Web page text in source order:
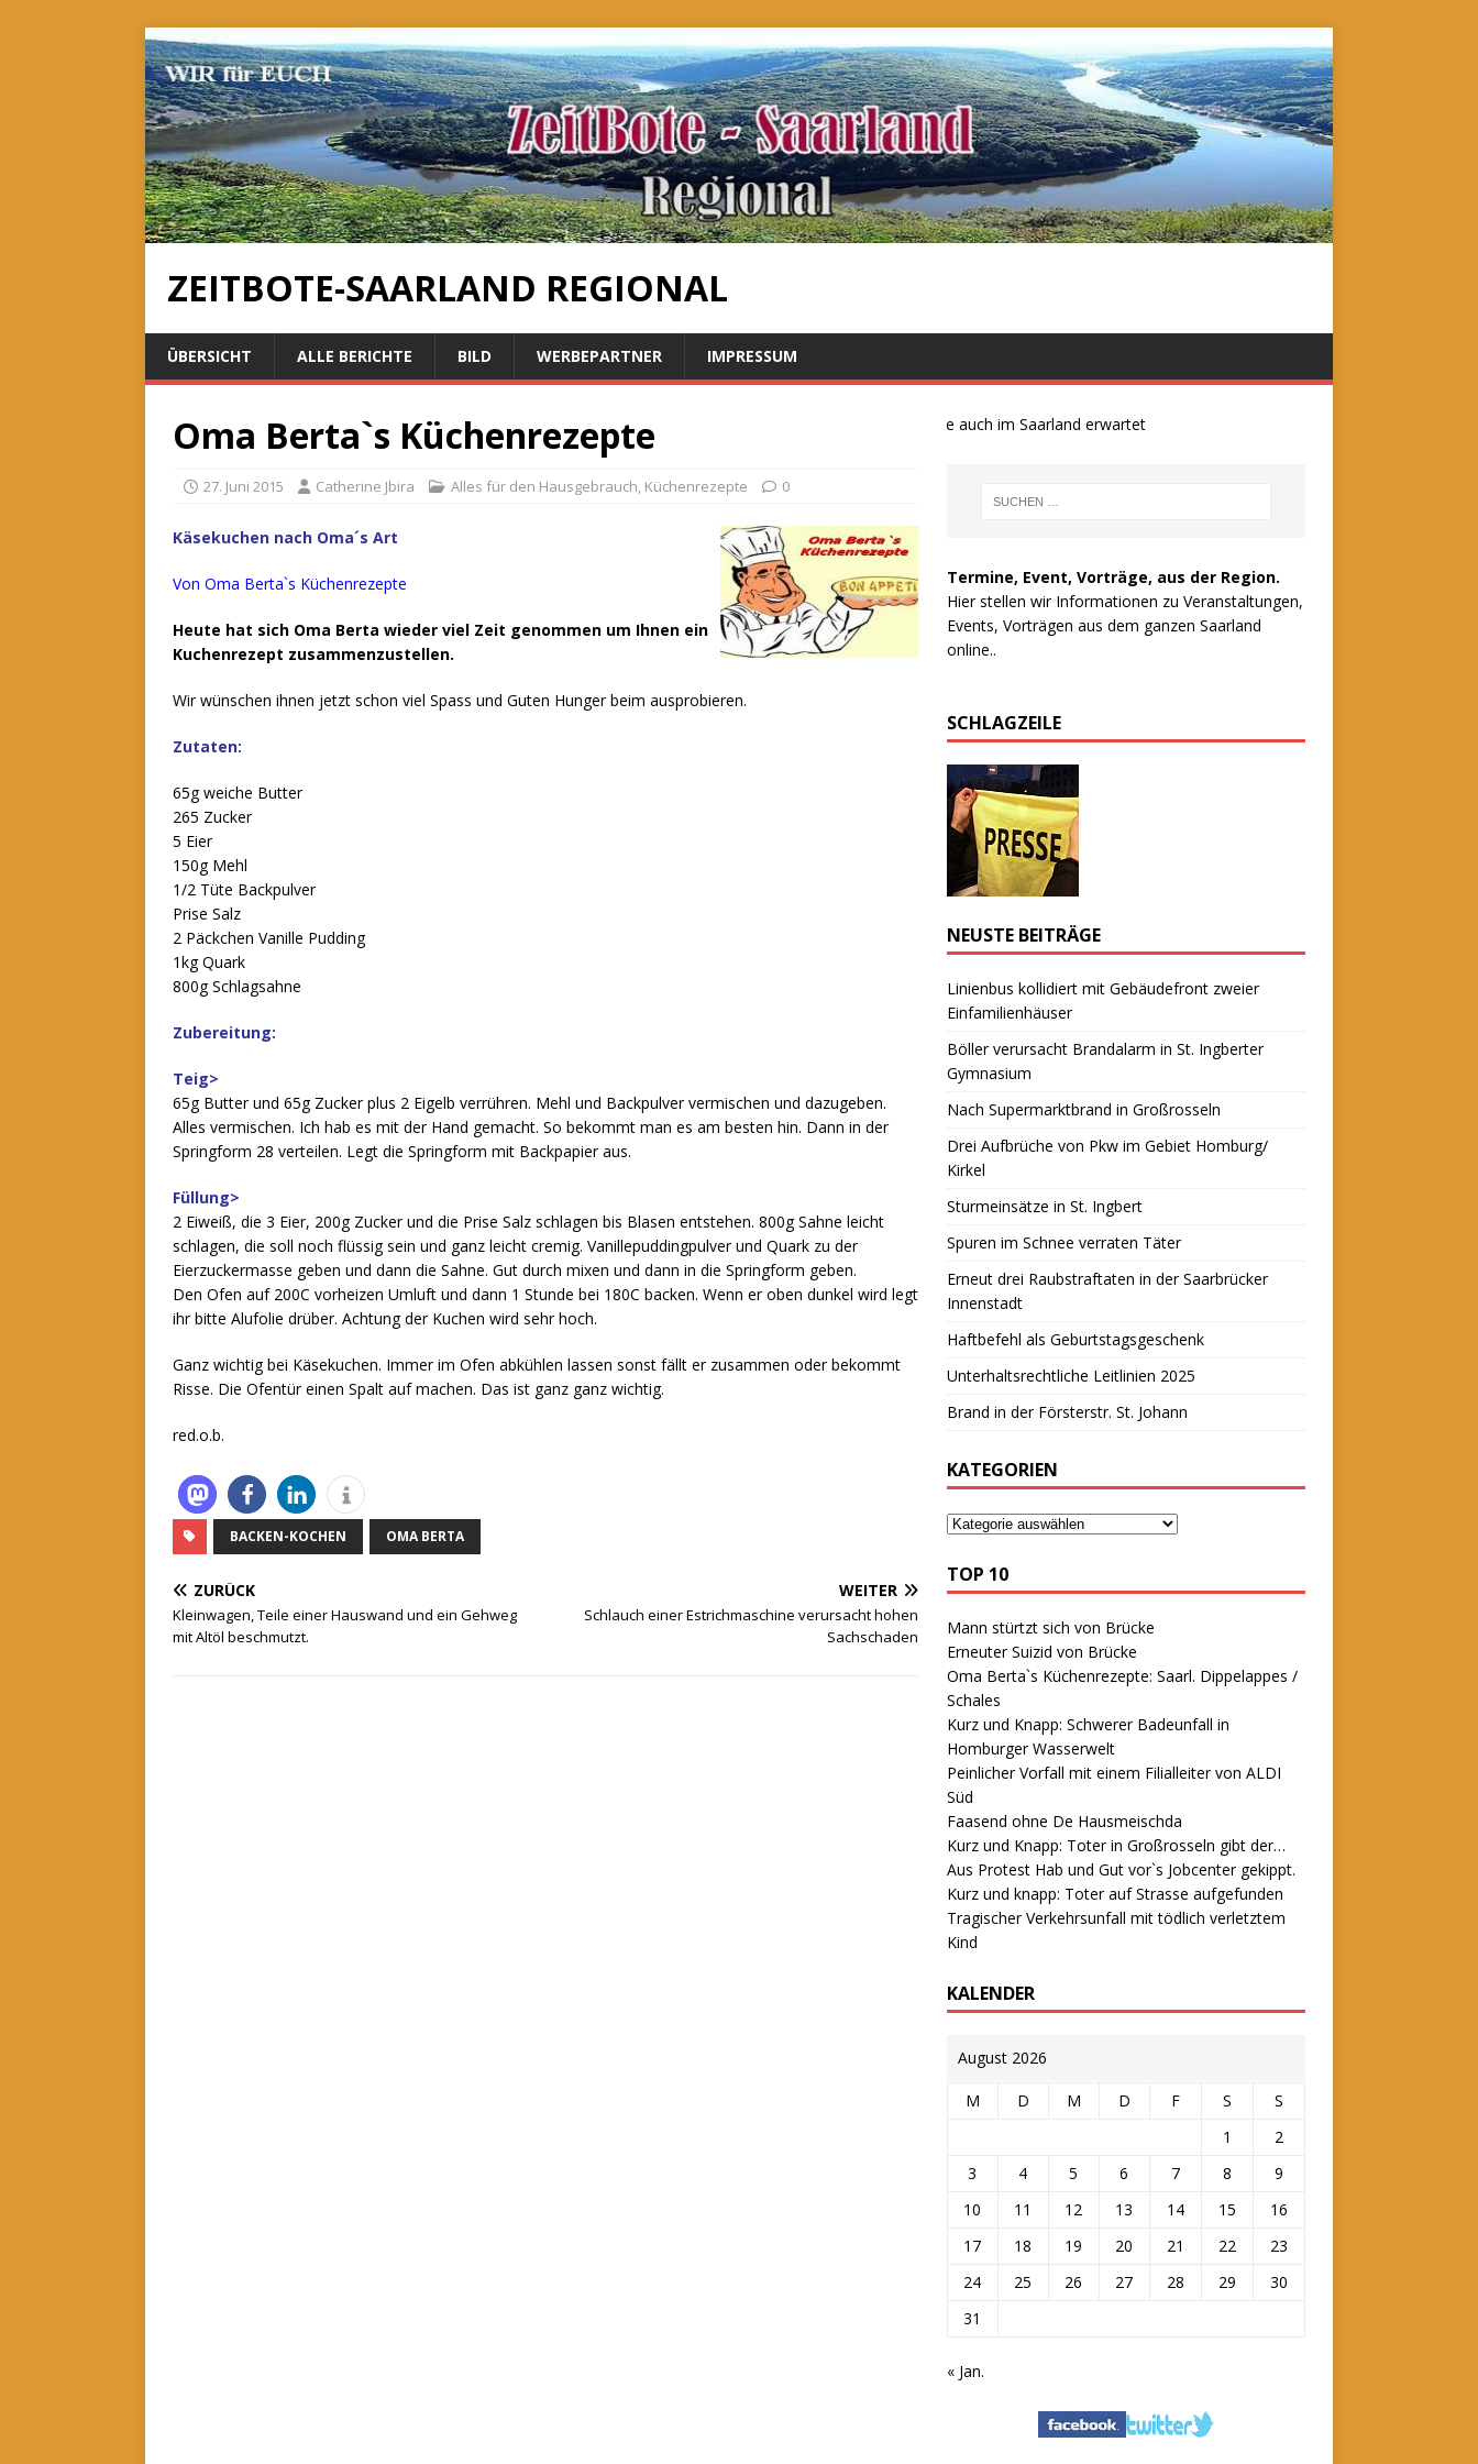
ZEITBOTE-SAARLAND REGIONAL
ÜBERSICHT ALLE BERICHTE BILD WERBEPARTNER IMPRESSUM
Oma Berta`s Küchenrezepte
27. Juni 2015 Catherine Jbira Alles für den Hausgebrauch, Küchenrezepte 0
Käsekuchen nach Oma´s Art
Von Oma Berta`s Küchenrezepte
Heute hat sich Oma Berta wieder viel Zeit genommen um Ihnen ein
Kuchenrezept zusammenzustellen.
Wir wünschen ihnen jetzt schon viel Spass und Guten Hunger beim ausprobieren.
Zutaten:
65g weiche Butter
265 Zucker
5 Eier
150g Mehl
1/2 Tüte Backpulver
Prise Salz
2 Päckchen Vanille Pudding
1kg Quark
800g Schlagsahne
Zubereitung:
Teig>
65g Butter und 65g Zucker plus 2 Eigelb verrühren. Mehl und Backpulver vermischen und dazugeben.
Alles vermischen. Ich hab es mit der Hand gemacht. So bekommt man es am besten hin. Dann in der
Springform 28 verteilen. Legt die Springform mit Backpapier aus.
Füllung>
2 Eiweiß, die 3 Eier, 200g Zucker und die Prise Salz schlagen bis Blasen entstehen. 800g Sahne leicht
schlagen, die soll noch flüssig sein und ganz leicht cremig. Vanillepuddingpulver und Quark zu der
Eierzuckermasse geben und dann die Sahne. Gut durch mixen und dann in die Springform geben.
Den Ofen auf 200C vorheizen Umluft und dann 1 Stunde bei 180C backen. Wenn er oben dunkel wird legt
ihr bitte Alufolie drüber. Achtung der Kuchen wird sehr hoch.
Ganz wichtig bei Käsekuchen. Immer im Ofen abkühlen lassen sonst fällt er zusammen oder bekommt
Risse. Die Ofentür einen Spalt auf machen. Das ist ganz ganz wichtig.
red.o.b.
BACKEN-KOCHEN OMA BERTA
ZURÜCK
Kleinwagen, Teile einer Hauswand und ein Gehweg
mit Altöl beschmutzt.
WEITER
Schlauch einer Estrichmaschine verursacht hohen
Sachschaden
Bauernproteste auch im Saarland erwartet
Termine, Event, Vorträge, aus der Region.
Hier stellen wir Informationen zu Veranstaltungen,
Events, Vorträgen aus dem ganzen Saarland
online..
SCHLAGZEILE
NEUSTE BEITRÄGE
Linienbus kollidiert mit Gebäudefront zweier
Einfamilienhäuser
Böller verursacht Brandalarm in St. Ingberter
Gymnasium
Nach Supermarktbrand in Großrosseln
Drei Aufbrüche von Pkw im Gebiet Homburg/
Kirkel
Sturmeinsätze in St. Ingbert
Spuren im Schnee verraten Täter
Erneut drei Raubstraftaten in der Saarbrücker
Innenstadt
Haftbefehl als Geburtstagsgeschenk
Unterhaltsrechtliche Leitlinien 2025
Brand in der Försterstr. St. Johann
KATEGORIEN
TOP 10
Mann stürtzt sich von Brücke
Erneuter Suizid von Brücke
Oma Berta`s Küchenrezepte: Saarl. Dippelappes /
Schales
Kurz und Knapp: Schwerer Badeunfall in
Homburger Wasserwelt
Peinlicher Vorfall mit einem Filialleiter von ALDI
Süd
Faasend ohne De Hausmeischda
Kurz und Knapp: Toter in Großrosseln gibt der…
Aus Protest Hab und Gut vor`s Jobcenter gekippt.
Kurz und knapp: Toter auf Strasse aufgefunden
Tragischer Verkehrsunfall mit tödlich verletztem
Kind
KALENDER
August 2026
M D M D F S
S
1
2
3
4 5 6 7 8
9
10
11 12 13 14 15
16
17
18 19 20 21 22
23
24
25 26 27 28 29
30
31
« Jan.